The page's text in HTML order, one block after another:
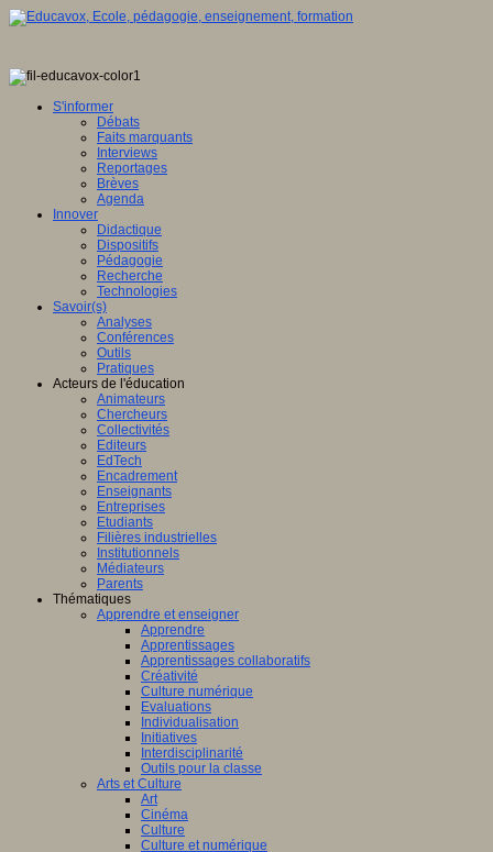
S'informer
Débats
Faits marquants
Interviews
Reportages
Brèves
Agenda
Innover
Didactique
Dispositifs
Pédagogie
Recherche
Technologies
Savoir(s)
Analyses
Conférences
Outils
Pratiques
Acteurs de l'éducation
Animateurs
Chercheurs
Collectivités
Editeurs
EdTech
Encadrement
Enseignants
Entreprises
Etudiants
Filières industrielles
Institutionnels
Médiateurs
Parents
Thématiques
Apprendre et enseigner
Apprendre
Apprentissages
Apprentissages collaboratifs
Créativité
Culture numérique
Evaluations
Individualisation
Initiatives
Interdisciplinarité
Outils pour la classe
Arts et Culture
Art
Cinéma
Culture
Culture et numérique